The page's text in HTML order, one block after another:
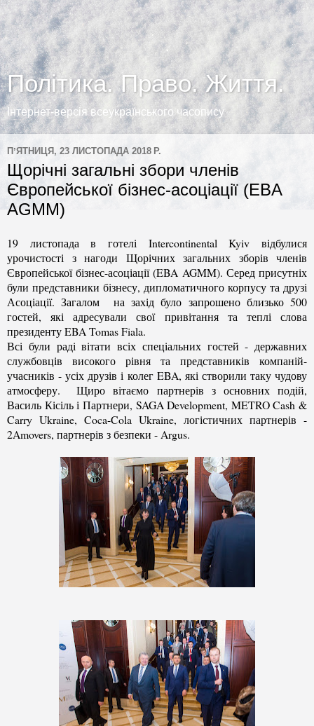
Політика. Право. Життя.
Інтернет-версія всеукраїнського часопису
ПʼЯТНИЦЯ, 23 ЛИСТОПАДА 2018 Р.
Щорічні загальні збори членів
Європейської бізнес-асоціації (EBA
AGMM)
19 листопада в готелі Intercontinental Kyiv відбулися
урочистості з нагоди Щорічних загальних зборів членів
Європейської бізнес-асоціації (EBA AGMM). Серед присутніх
були представники бізнесу, дипломатичного корпусу та друзі
Асоціації. Загалом на захід було запрошено близько 500
гостей, які адресували свої привітання та теплі слова
президенту EBA Tomas Fiala.
Всі були раді вітати всіх спеціальних гостей - державних
службовців високого рівня та представників компаній-
учасників - усіх друзів і колег EBA, які створили таку чудову
атмосферу. Щиро вітаємо партнерів з основних подій,
Василь Кісіль і Партнери, SAGA Development, METRO Cash &
Carry Ukraine, Coca-Cola Ukraine, логістичних партнерів -
2Amovers, партнерів з безпеки - Argus.